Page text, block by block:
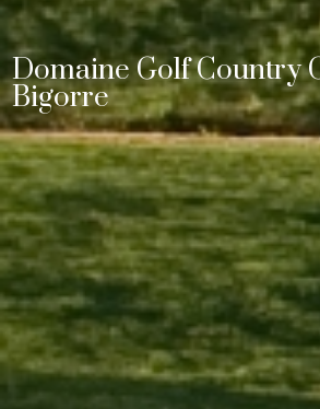
Domaine Golf Country
Bigorre